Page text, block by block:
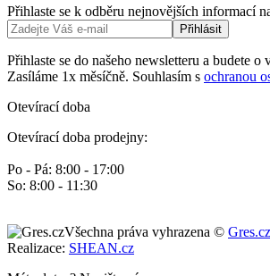
Přihlaste se k odběru nejnovějších informací
Přihlásit
Přihlaste se do našeho newsletteru a budete o
Zasíláme 1x měsíčně. Souhlasím s ochranou
Otevírací doba
Otevírací doba prodejny:
Po - Pá: 8:00 - 17:00
So: 8:00 - 11:30
Všechna práva vyhrazena © Gres.cz
Realizace: SHEAN.cz